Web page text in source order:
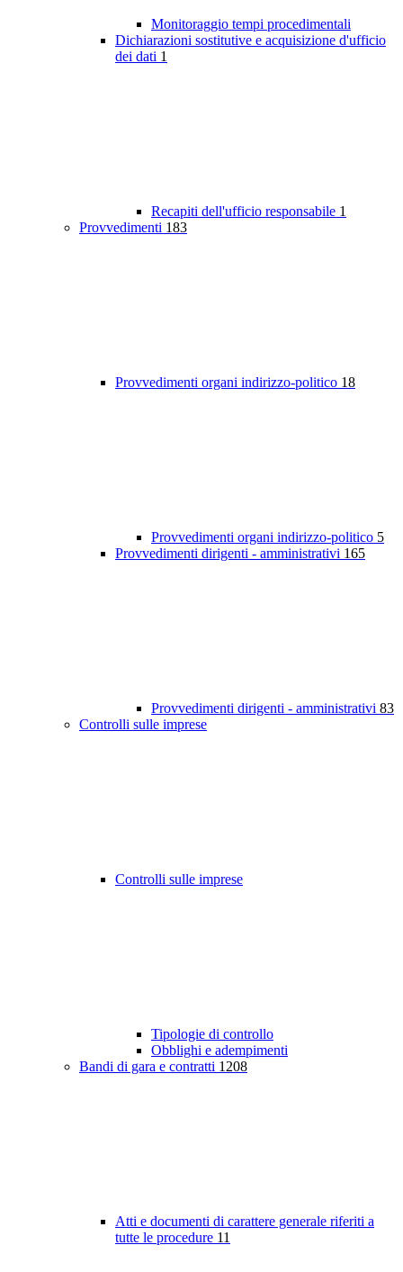
Monitoraggio tempi procedimentali
Dichiarazioni sostitutive e acquisizione d'ufficio
dei dati 1
Recapiti dell'ufficio responsabile 1
Provvedimenti 183
Provvedimenti organi indirizzo-politico 18
Provvedimenti organi indirizzo-politico 5
Provvedimenti dirigenti - amministrativi 165
Provvedimenti dirigenti - amministrativi 83
Controlli sulle imprese
Controlli sulle imprese
Tipologie di controllo
Obblighi e adempimenti
Bandi di gara e contratti 1208
Atti e documenti di carattere generale riferiti a
tutte le procedure 11